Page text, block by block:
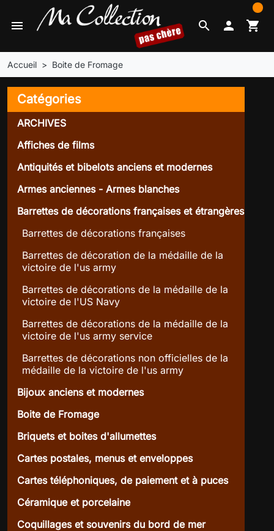
search
menu  shopping_cart
Accueil Boite de Fromage
Catégories
ARCHIVES
Affiches de films
Antiquités et bibelots anciens et modernes
Armes anciennes - Armes blanches
Barrettes de décorations françaises et étrangères
Barrettes de décorations françaises
Barrettes de décoration de la médaille de la
victoire de l'us army
Barrettes de décorations de la médaille de la
victoire de l'US Navy
Barrettes de décorations de la médaille de la
victoire de l'us army service
Barrettes de décorations non officielles de la
médaille de la victoire de l'us army
Bijoux anciens et modernes
Boite de Fromage
Briquets et boites d'allumettes
Cartes postales, menus et enveloppes
Cartes téléphoniques, de paiement et à puces
Céramique et porcelaine
Coquillages et souvenirs du bord de mer